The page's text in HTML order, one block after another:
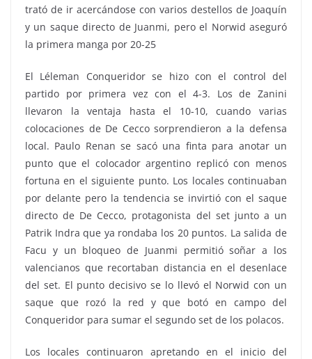
trató de ir acercándose con varios destellos de Joaquín
y un saque directo de Juanmi, pero el Norwid aseguró
la primera manga por 20-25
El Léleman Conqueridor se hizo con el control del
partido por primera vez con el 4-3. Los de Zanini
llevaron la ventaja hasta el 10-10, cuando varias
colocaciones de De Cecco sorprendieron a la defensa
local. Paulo Renan se sacó una finta para anotar un
punto que el colocador argentino replicó con menos
fortuna en el siguiente punto. Los locales continuaban
por delante pero la tendencia se invirtió con el saque
directo de De Cecco, protagonista del set junto a un
Patrik Indra que ya rondaba los 20 puntos. La salida de
Facu y un bloqueo de Juanmi permitió soñar a los
valencianos que recortaban distancia en el desenlace
del set. El punto decisivo se lo llevó el Norwid con un
saque que rozó la red y que botó en campo del
Conqueridor para sumar el segundo set de los polacos.
Los locales continuaron apretando en el inicio del